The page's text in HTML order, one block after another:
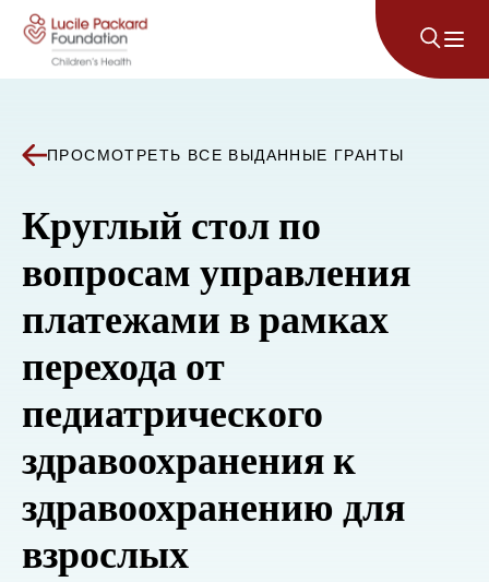
Перейти к содержанию
ПРОСМОТРЕТЬ ВСЕ ВЫДАННЫЕ ГРАНТЫ
Круглый стол по
вопросам управления
платежами в рамках
перехода от
педиатрического
здравоохранения к
здравоохранению для
взрослых